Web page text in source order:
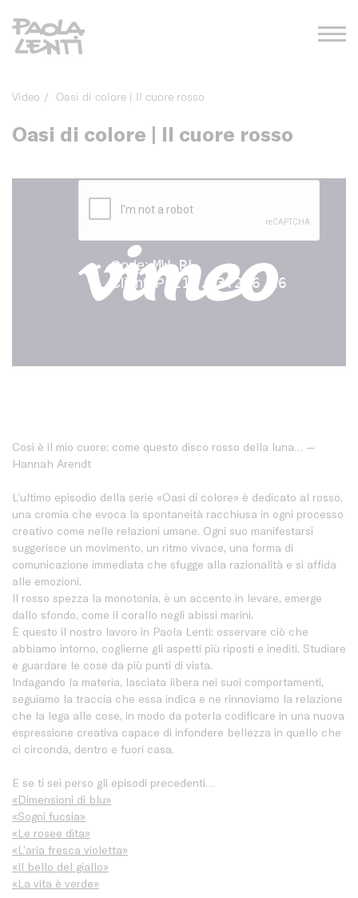
Video / Oasi di colore | Il cuore rosso
Oasi di colore | Il cuore rosso
Così è il mio cuore: come questo disco rosso della luna… —
Hannah Arendt
L’ultimo episodio della serie «Oasi di colore» è dedicato al rosso,
una cromia che evoca la spontaneità racchiusa in ogni processo
creativo come nelle relazioni umane. Ogni suo manifestarsi
suggerisce un movimento, un ritmo vivace, una forma di
comunicazione immediata che sfugge alla razionalità e si affida
alle emozioni.
Il rosso spezza la monotonia, è un accento in levare, emerge
dallo sfondo, come il corallo negli abissi marini.
È questo il nostro lavoro in Paola Lenti: osservare ciò che
abbiamo intorno, coglierne gli aspetti più riposti e inediti. Studiare
e guardare le cose da più punti di vista.
Indagando la materia, lasciata libera nei suoi comportamenti,
seguiamo la traccia che essa indica e ne rinnoviamo la relazione
che la lega alle cose, in modo da poterla codificare in una nuova
espressione creativa capace di infondere bellezza in quello che
ci circonda, dentro e fuori casa.
E se ti sei perso gli episodi precedenti…
«Dimensioni di blu»
«Sogni fucsia»
«Le rosee dita»
«L’aria fresca violetta»
«Il bello del giallo»
«La vita è verde»